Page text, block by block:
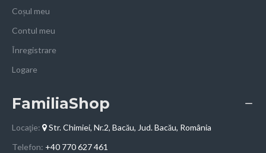
Coșul meu
Contul meu
Înregistrare
Logare
FamiliaShop
Locaţie:
Str. Chimiei, Nr.2, Bacău, Jud. Bacău, România
Telefon: +40 770 627 461